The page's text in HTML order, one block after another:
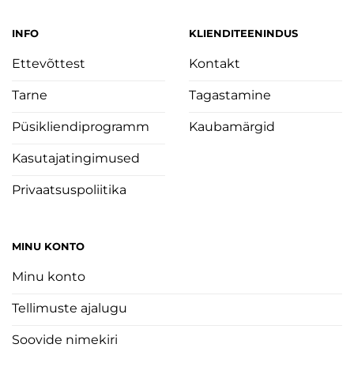
INFO
Ettevõttest
Tarne
Püsikliendiprogramm
Kasutajatingimused
Privaatsuspoliitika
KLIENDITEENINDUS
Kontakt
Tagastamine
Kaubamärgid
MINU KONTO
Minu konto
Tellimuste ajalugu
Soovide nimekiri